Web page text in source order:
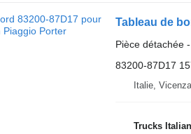
Tableau de
Pièce détachée
83200-87D17
Italie,
Trucks